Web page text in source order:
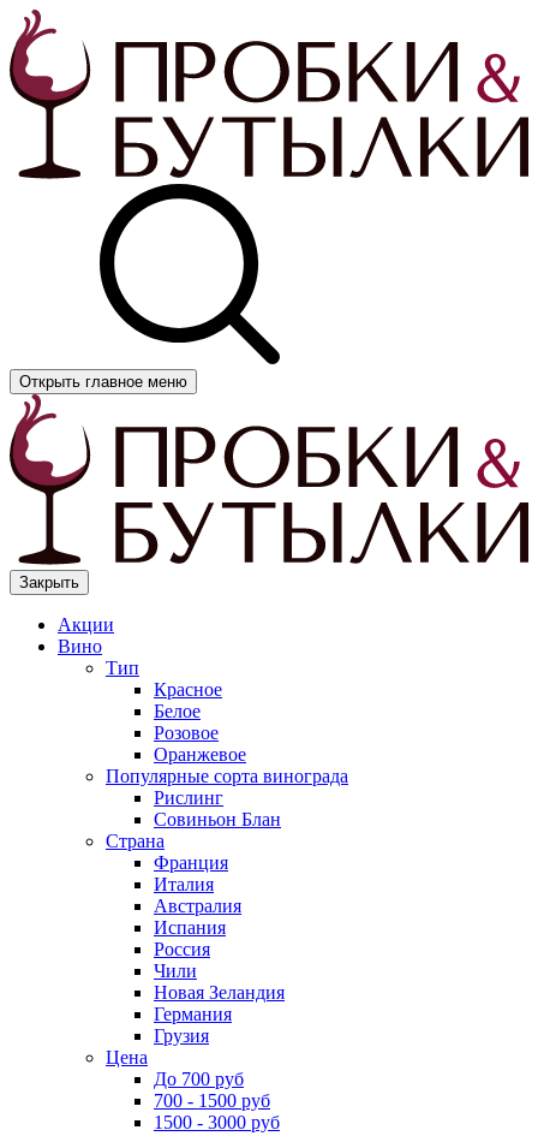
Открыть главное меню
Закрыть
Акции
Вино
Тип
Красное
Белое
Розовое
Оранжевое
Популярные сорта винограда
Рислинг
Совиньон Блан
Страна
Франция
Италия
Австралия
Испания
Россия
Чили
Новая Зеландия
Германия
Грузия
Цена
До 700 руб
700 - 1500 руб
1500 - 3000 руб